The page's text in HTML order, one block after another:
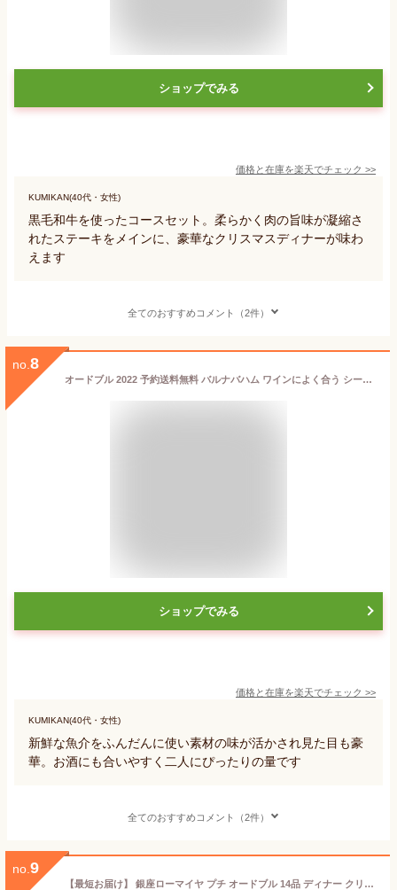
ショップでみる
価格と在庫を楽天でチェック >>
KUMIKAN(40代・女性)
黒毛和牛を使ったコースセット。柔らかく肉の旨味が凝縮さ
れたステーキをメインに、豪華なクリスマスディナーが味わ
えます
全てのおすすめコメント（2件）
no. 8
オードブル 2022 予約送料無料 バルナバハム ワインによく合う シーフードオードブル（15種類）(1〜2人前) 【オードブルセット 惣菜 総菜 セット バラエティ 洋酒 札幌バルナバハム 魚介クリスマス パーティ クリスマス間に合う】os21 21hy
ショップでみる
価格と在庫を楽天でチェック >>
KUMIKAN(40代・女性)
新鮮な魚介をふんだんに使い素材の味が活かされ見た目も豪
華。お酒にも合いやすく二人にぴったりの量です
全てのおすすめコメント（2件）
no. 9
【最短お届け】 銀座ローマイヤ プチ オードブル 14品 ディナー クリスマス パーティー おせち お節料理 (最短お届け)